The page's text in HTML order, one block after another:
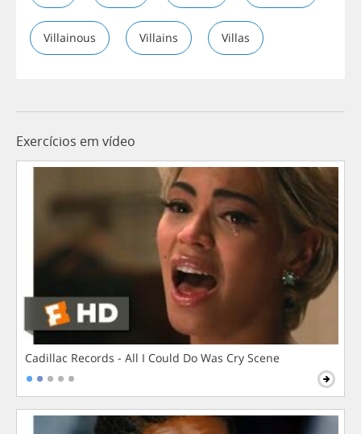
Villainous Villains Villas
Exercícios em vídeo
Cadillac Records - All I Could Do Was Cry Scene